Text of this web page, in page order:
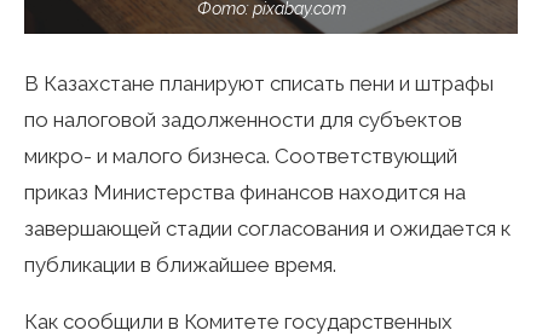
Фото: pixabay.com
В Казахстане планируют списать пени и штрафы
по налоговой задолженности для субъектов
микро- и малого бизнеса. Соответствующий
приказ Министерства финансов находится на
завершающей стадии согласования и ожидается к
публикации в ближайшее время.
Как сообщили в Комитете государственных